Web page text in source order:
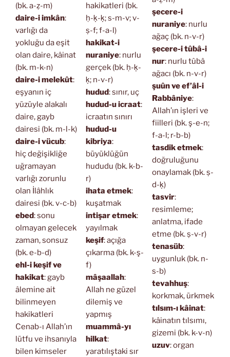
(bk. a-ẓ-m)
daire-i imkân:
varlığı da
yokluğu da eşit
olan daire, kâinat
(bk. m-k-n)
daire-i melekût:
eşyanın iç
yüzüyle alakalı
daire, gayb
dairesi (bk. m-l-k)
daire-i vücub:
hiç değişikliğe
uğramayan
varlığı zorunlu
olan İlâhlık
dairesi (bk. v-c-b)
ebed: sonu
olmayan gelecek
zaman, sonsuz
(bk. e-b-d)
ehl-i keşif ve
hakikat: gayb
âlemine ait
bilinmeyen
hakikatleri
Cenab-ı Allah’ın
lütfu ve ihsanıyla
bilen kimseler
hakikatleri (bk.
ḥ-ḳ-ḳ; s-m-v; v-
ṣ-f; f-a-l)
hakikat-i
nuraniye: nurlu
gerçek (bk. ḥ-ḳ-
ḳ; n-v-r)
hudud: sınır, uç
hudud-u icraat:
icraatın sınırı
hudud-u
kibriya:
büyüklüğün
hududu (bk. k-b-
r)
ihata etmek:
kuşatmak
intişar etmek:
yayılmak
keşif: açığa
çıkarma (bk. k-ş-
f)
mâşaallah:
Allah ne güzel
dilemiş ve
yapmış
muammâ-yı
hilkat:
yaratılıştaki sır
şecere-i
nuraniye: nurlu
ağaç (bk. n-v-r)
şecere-i tûbâ-i
nur: nurlu tûbâ
ağacı (bk. n-v-r)
şuûn ve ef’âl-i
Rabbâniye:
Allah’ın işleri ve
fiilleri (bk. ş-e-n;
f-a-l; r-b-b)
tasdik etmek:
doğruluğunu
onaylamak (bk. ṣ-
d-ḳ)
tasvir:
resimleme;
anlatma, ifade
etme (bk. ṣ-v-r)
tenasüb:
uygunluk (bk. n-
s-b)
tevahhuş:
korkmak, ürkmek
tılsım-ı kâinat:
kâinatın tılsımı,
gizemi (bk. k-v-n)
uzuv: organ